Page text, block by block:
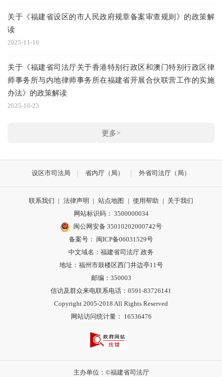
关于《福建省设区的市人民政府规章备案审查规则》的政策解
读
2025-11-10
关于《福建省司法厅关于香港特别行政区和澳门特别行政区律
师事务所与内地律师事务所在福建省开展合伙联营工作的实施
办法》的政策解读
2025-10-23
更多>
设区市司法局 省内厅（局） 外省司法厅（局）
联系我们 | 法律声明 | 站点地图 | 使用帮助 | 关于我们
网站标识码： 3500000034
闽公网安备 35010202000742号
备案号： 闽ICP备06031529号
中文域名：福建省司法厅.政务
地址：福州市鼓楼区西门井边亭11号
邮编：350003
信访及群众来电联系电话：0591-83726141
Copyright 2005-2018 All Rights Reserved
网站访问统计量： 16536476
主办单位：©福建省司法厅